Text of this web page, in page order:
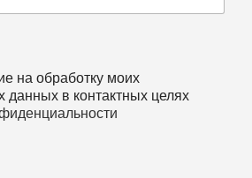
на обработку моих
данных в контактных целях